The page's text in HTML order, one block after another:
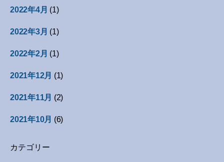
2022年4月 (1)
2022年3月 (1)
2022年2月 (1)
2021年12月 (1)
2021年11月 (2)
2021年10月 (6)
カテゴリー